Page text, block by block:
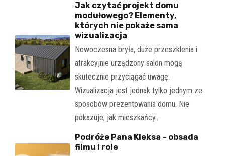
Jak czytać projekt domu
modułowego? Elementy,
których nie pokaże sama
wizualizacja
Nowoczesna bryła, duże przeszklenia i
atrakcyjnie urządzony salon mogą
skutecznie przyciągać uwagę.
Wizualizacja jest jednak tylko jednym ze
sposobów prezentowania domu. Nie
pokazuje, jak mieszkańcy…
Podróże Pana Kleksa – obsada
filmu i role